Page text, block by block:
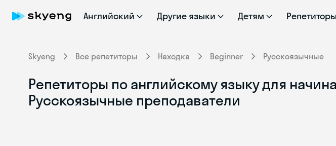
Английский Другие языки Детям Репетиторы
Skyeng Все репетиторы Находка Beginner Русскоязычные
Репетиторы по английскому языку для
Русскоязычные преподаватели